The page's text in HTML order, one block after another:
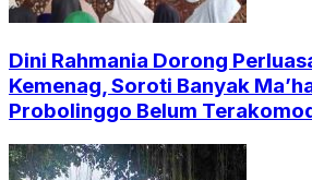
Dini Rahmania Dorong
Kemenag, Soroti Banyak
Probolinggo Belum